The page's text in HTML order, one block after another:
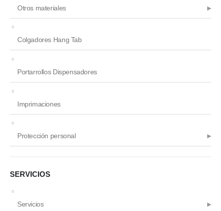
Otros materiales
Colgadores Hang Tab
Portarrollos Dispensadores
Imprimaciones
Protección personal
SERVICIOS
Servicios